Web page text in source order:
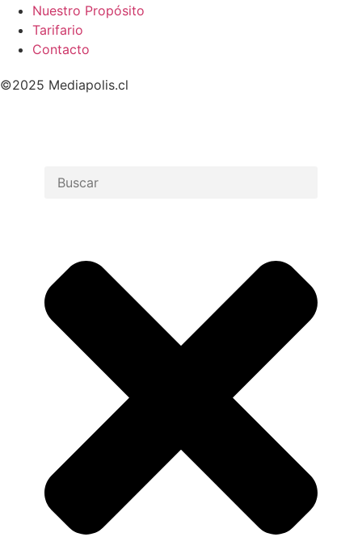
Nuestro Propósito
Tarifario
Contacto
©2025 Mediapolis.cl